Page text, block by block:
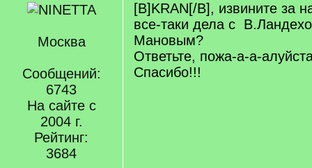
Москва
Сообщений:
6743
На сайте с
2004 г.
Рейтинг:
3684
[B]KRAN[/B], извините за
все-таки дела с
Мановым?
Ответьте, пожа-а-а-
Спасибо!!!